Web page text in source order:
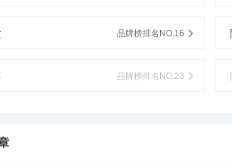
品牌榜排名NO.16
品牌榜排名NO.23